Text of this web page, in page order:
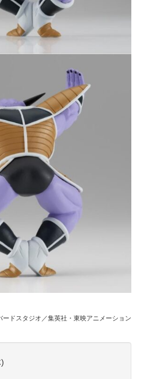
ードスタジオ／集英社・東映アニメーション